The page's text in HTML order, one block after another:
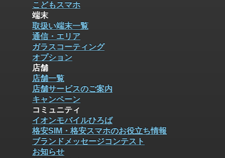
こどもスマホ
端末
取扱い端末一覧
通信・エリア
ガラスコーティング
オプション
店舗
店舗一覧
店舗サービスのご案内
キャンペーン
コミュニティ
イオンモバイルひろば
格安SIM・格安スマホのお役立ち情報
ブランドメッセージコンテスト
お知らせ